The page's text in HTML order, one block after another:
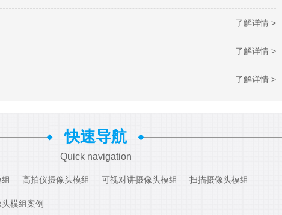
了解详情 >
了解详情 >
了解详情 >
快速导航
Quick navigation
高拍仪摄像头模组 可视对讲摄像头模组 扫描摄像头模组
模组案例